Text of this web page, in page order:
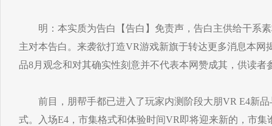
明：本实质为告白【告白】免责声，告白主供给干系素
主对本告白。来袭欲打造VR游戏新旗于转达更多消息本网
品8月观念和对其确实性刻意并不代表本网赞成其，供读者
前目，朋帮手都已进入了玩家内测阶段大朋VR E4新品
式。入场E4，市集格式和体验时间VR即将迎来新的，市